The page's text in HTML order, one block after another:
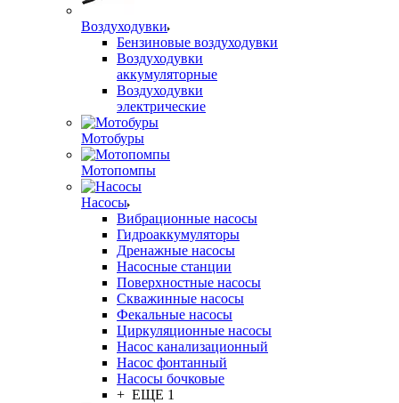
Воздуходувки
Бензиновые воздуходувки
Воздуходувки
аккумуляторные
Воздуходувки
электрические
Мотобуры
Мотопомпы
Насосы
Вибрационные насосы
Гидроаккумуляторы
Дренажные насосы
Насосные станции
Поверхностные насосы
Скважинные насосы
Фекальные насосы
Циркуляционные насосы
Насос канализационный
Насос фонтанный
Насосы бочковые
+ ЕЩЕ 1